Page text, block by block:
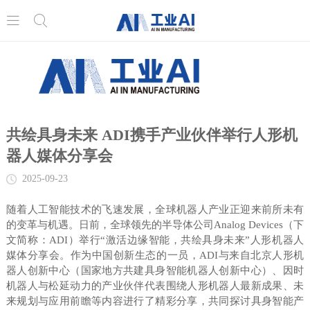
共绘具身未来 ADI携手产业伙伴举行人形机
器人媒体分享会
2025-09-23
随着人工智能技术的飞速发展，全球机器人产业正迎来前所未有
的变革与机遇。日前，全球领先的半导体公司Analog Devices（下
文简称：ADI）举行“激活边缘智能，共绘具身未来”人形机器人
媒体分享会。作为中国创新生态的一员，ADI与来自北京人形机
器人创新中心（国家地方共建具身智能机器人创新中心）、因时
机器人与松延动力的产业伙伴代表围绕人形机器人最新成果、未
来规划与应用前瞻等内容进行了精彩分享，共同探讨具身智能产
 